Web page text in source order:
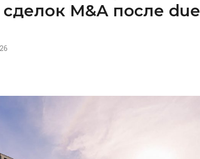
M&A после due